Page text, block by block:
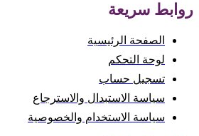
روابط سريعة
الصفحة الرئيسية
لوحة التحكم
تسجيل حساب
سياسة الاستبدال والاسترجاع
سياسة الاستخدام والخصوصية